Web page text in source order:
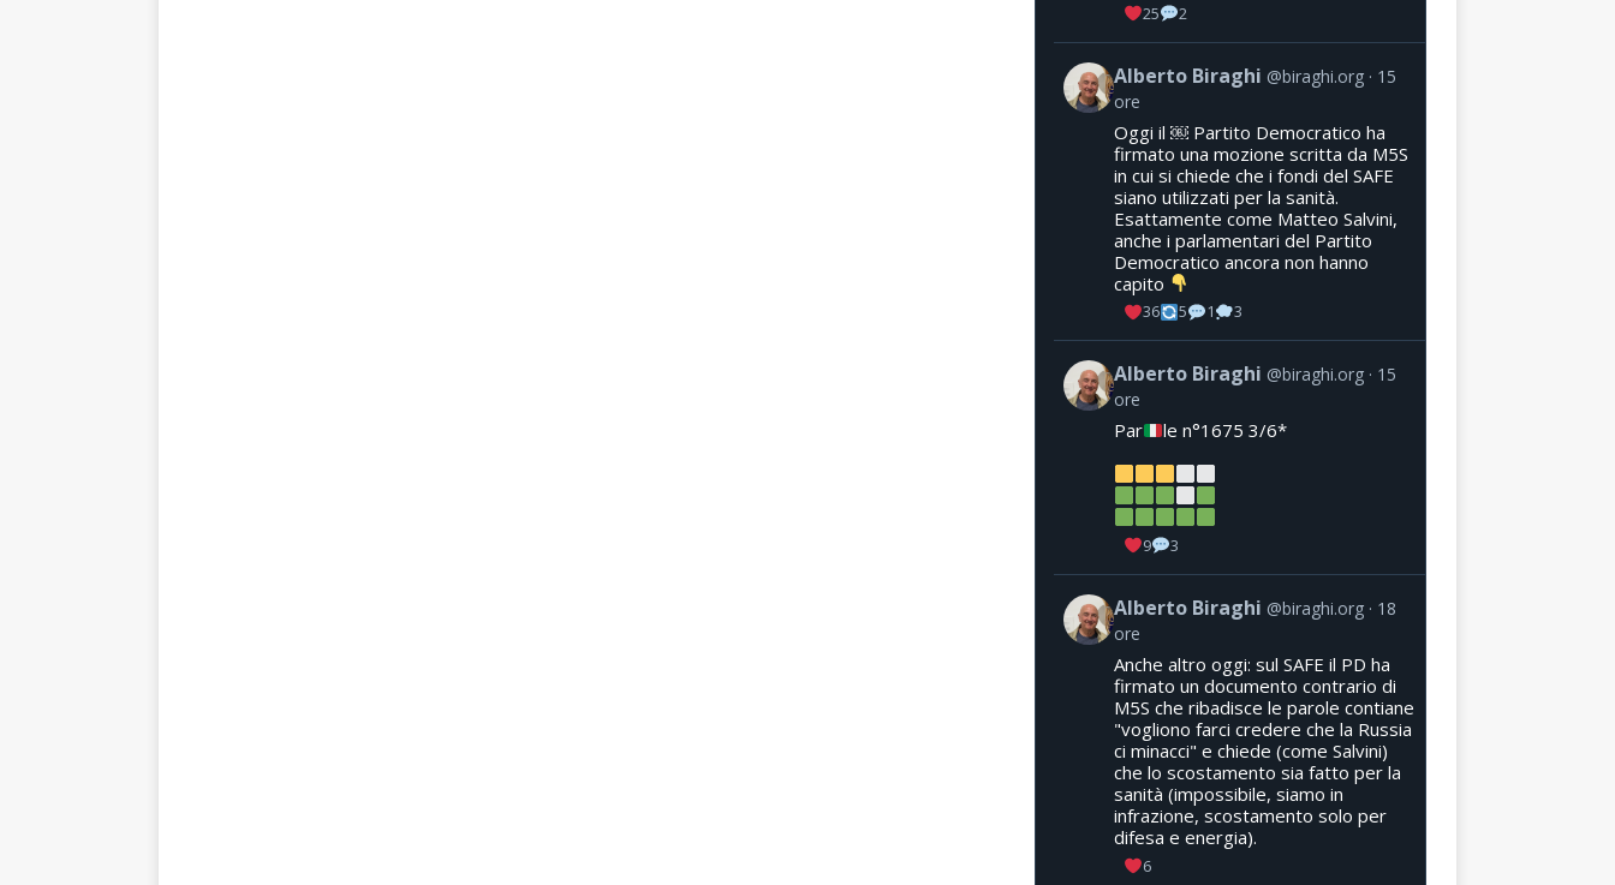
25 2
Alberto Biraghi @biraghi.org
15
ore
Oggi il ￼ Partito Democratico ha
firmato una mozione scritta da M5S
in cui si chiede che i fondi del SAFE
siano utilizzati per la sanità.
Esattamente come Matteo Salvini,
anche i parlamentari del Partito
Democratico ancora non hanno
capito
36 5 1 3
Alberto Biraghi @biraghi.org
15
ore
Par le n°1675 3/6*
9 3
Alberto Biraghi @biraghi.org
18
ore
Anche altro oggi: sul SAFE il PD ha
firmato un documento contrario di
M5S che ribadisce le parole contiane
"vogliono farci credere che la Russia
ci minacci" e chiede (come Salvini)
che lo scostamento sia fatto per la
sanità (impossibile, siamo in
infrazione, scostamento solo per
difesa e energia).
6